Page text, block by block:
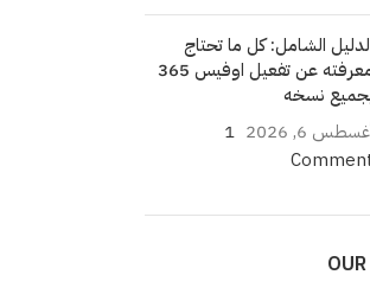
الشامل: كل ما تحتاج
معرفته عن تفعيل اوفيس 365
نسخه
6, 2026
1